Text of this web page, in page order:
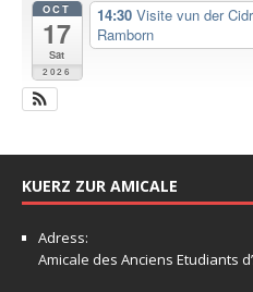
OCT
17
Sat
2026
14:30 Visite vun der
Ramborn
KUERZ ZUR AMICALE
Adress:
Amicale des Anciens Etudiants